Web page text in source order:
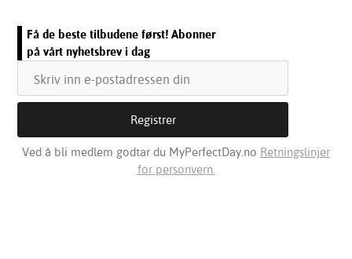
Få de beste tilbudene først! Abonner
på vårt nyhetsbrev i dag
Ved å bli medlem godtar du MyPerfectDay.no Retningslinjer
for personvern.